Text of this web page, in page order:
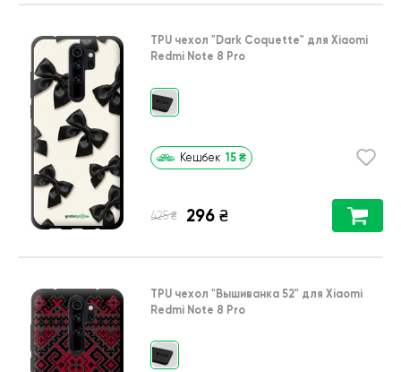
TPU чехол "Dark Coquette" для Xiaomi
Redmi Note 8 Pro
Кешбек 15 ₴
425 ₴ 296 ₴
TPU чехол "Вышиванка 52" для Xiaomi
Redmi Note 8 Pro